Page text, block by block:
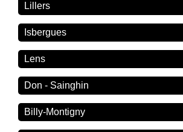
Lillers
Isbergues
Lens
Don - Sainghin
Billy-Montigny